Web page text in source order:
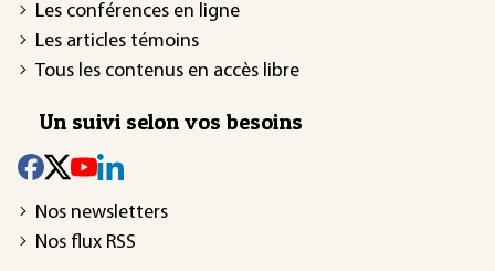
Les conférences en ligne
Les articles témoins
Tous les contenus en accès libre
Un suivi selon vos besoins
Nos newsletters
Nos flux RSS